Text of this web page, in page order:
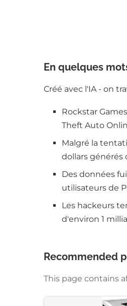
En quelques
Créé avec l'IA - on
Rockstar
Theft Auto
Malgré la
dollars générés
Des données
utilisateurs de
Les hackeurs
d'environ 1
Recommended
This page contains